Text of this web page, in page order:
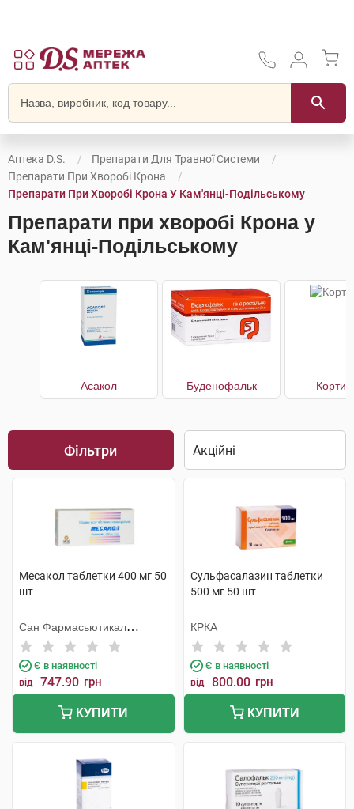
Аптека D.S.
Препарати Для Травної Системи
Препарати При Хворобі Крона
Препарати При Хворобі Крона У Кам'янці-Подільському
Препарати при хворобі Крона у
Кам'янці-Подільському
Асакол Буденофальк
Фільтри
Месакол таблетки 400 мг 50
шт
Сан Фармасьютикал
Індастріз
Є в наявності
від 747.90 грн
КУПИТИ
Сульфасалазин таблетки
500 мг 50 шт
КРКА
Є в наявності
від 800.00 грн
КУПИТИ